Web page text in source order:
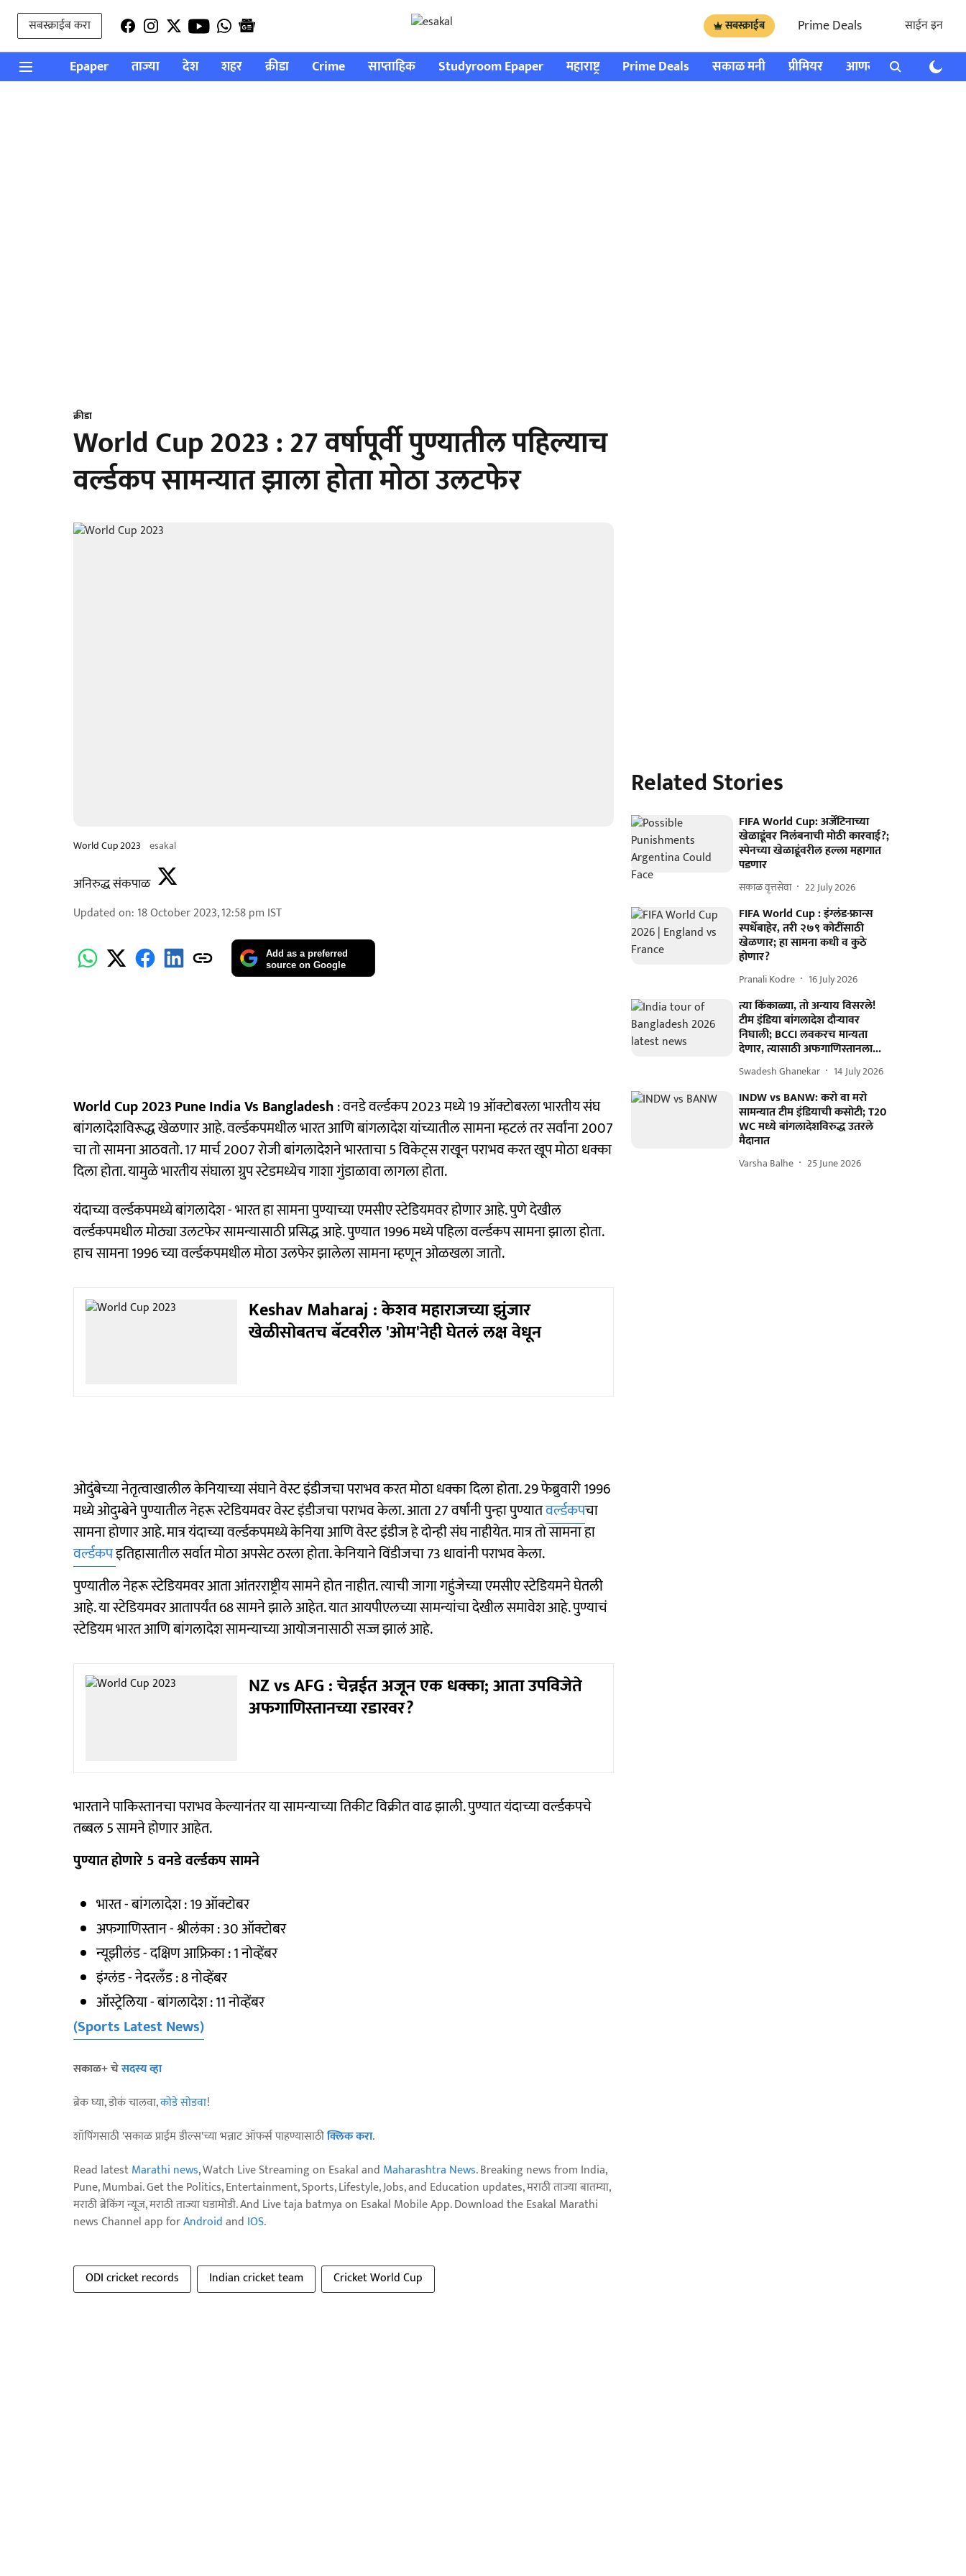
सबस्क्राईब करा सबस्क्राईब Prime Deals साईन इन
Epaper ताज्या देश शहर क्रीडा Crime साप्ताहिक Studyroom Epaper महाराष्ट्र Prime Deals सकाळ मनी प्रीमियर आणखी राशी भविष्य
क्रीडा
World Cup 2023 : 27 वर्षापूर्वी पुण्यातील पहिल्याच
वर्ल्डकप सामन्यात झाला होता मोठा उलटफेर
World Cup 2023 esakal
अनिरुद्ध संकपाळ
Updated on: 18 October 2023, 12:58 pm IST
Add as a preferred
source on Google
World Cup 2023Pune India Vs Bangladesh: वनडे वर्ल्डकप 2023 मध्ये 19 ऑक्टोबरला भारतीय संघ
बांगलादेशविरूद्ध खेळणार आहे. वर्ल्डकपमधील भारत आणि बांगलादेश यांच्यातील सामना म्हटलं तर सर्वांना 2007
चा तो सामना आठवतो. 17 मार्च 2007 रोजी बांगलादेशने भारताचा 5 विकेट्स राखून पराभव करत खूप मोठा धक्का
दिला होता. यामुळे भारतीय संघाला ग्रुप स्टेडमध्येच गाशा गुंडाळावा लागला होता.
यंदाच्या वर्ल्डकपमध्ये बांगलादेश - भारत हा सामना पुण्याच्या एमसीए स्टेडियमवर होणार आहे. पुणे देखील
वर्ल्डकपमधील मोठ्या उलटफेर सामन्यासाठी प्रसिद्ध आहे. पुण्यात 1996 मध्ये पहिला वर्ल्डकप सामना झाला होता.
हाच सामना 1996 च्या वर्ल्डकपमधील मोठा उलफेर झालेला सामना म्हणून ओळखला जातो.
Keshav Maharaj : केशव महाराजच्या झुंजार
खेळीसोबतच बॅटवरील 'ओम'नेही घेतलं लक्ष वेधून
ओदुंबेच्या नेतृत्वाखालील केनियाच्या संघाने वेस्ट इंडीजचा पराभव करत मोठा धक्का दिला होता. 29 फेब्रुवारी 1996
मध्ये ओदुम्बेने पुण्यातील नेहरू स्टेडियमवर वेस्ट इंडीजचा पराभव केला. आता 27 वर्षांनी पुन्हा पुण्यातवर्ल्डकपचा
सामना होणार आहे. मात्र यंदाच्या वर्ल्डकपमध्ये केनिया आणि वेस्ट इंडीज हे दोन्ही संघ नाहीयेत. मात्र तो सामना हा
वर्ल्डकपइतिहासातील सर्वात मोठा अपसेट ठरला होता. केनियाने विंडीजचा 73 धावांनी पराभव केला.
पुण्यातील नेहरू स्टेडियमवर आता आंतरराष्ट्रीय सामने होत नाहीत. त्याची जागा गहुंजेच्या एमसीए स्टेडियमने घेतली
आहे. या स्टेडियमवर आतापर्यंत 68 सामने झाले आहेत. यात आयपीएलच्या सामन्यांचा देखील समावेश आहे. पुण्याचं
स्टेडियम भारत आणि बांगलादेश सामन्याच्या आयोजनासाठी सज्ज झालं आहे.
NZ vs AFG : चेन्नईत अजून एक धक्का; आता उपविजेते
अफगाणिस्तानच्या रडारवर?
भारताने पाकिस्तानचा पराभव केल्यानंतर या सामन्याच्या तिकीट विक्रीत वाढ झाली. पुण्यात यंदाच्या वर्ल्डकपचे
तब्बल 5 सामने होणार आहेत.
पुण्यात होणारे 5 वनडे वर्ल्डकप सामने
भारत - बांगलादेश : 19 ऑक्टोबर
अफगाणिस्तान - श्रीलंका : 30 ऑक्टोबर
न्यूझीलंड - दक्षिण आफ्रिका : 1 नोव्हेंबर
इंग्लंड - नेदरलँड : 8 नोव्हेंबर
ऑस्ट्रेलिया - बांगलादेश : 11 नोव्हेंबर
(Sports Latest News)
सकाळ+ चेसदस्य व्हा
ब्रेक घ्या, डोकं चालवा,कोडे सोडवा!
शॉपिंगसाठी 'सकाळ प्राईम डील्स'च्या भन्नाट ऑफर्स पाहण्यासाठीक्लिक करा.
Read latestMarathi news, Watch Live Streaming on Esakal and Maharashtra News. Breaking news from India,
Pune, Mumbai. Get the Politics, Entertainment, Sports, Lifestyle, Jobs, and Education updates, मराठी ताज्या बातम्या,
मराठी ब्रेकिंग न्यूज, मराठी ताज्या घडामोडी. And Live taja batmya on Esakal Mobile App. Download the Esakal Marathi
news Channel app forAndroidand IOS.
ODI cricket records Indian cricket team Cricket World Cup
Related Stories
FIFA World Cup: अर्जेंटिनाच्या
खेळाडूंवर निलंबनाची मोठी कारवाई?;
स्पेनच्या खेळाडूंवरील हल्ला महागात
पडणार
सकाळ वृत्तसेवा 22 July 2026
FIFA World Cup : इंग्लंड-फ्रान्स
स्पर्धेबाहेर, तरी २७९ कोटींसाठी
खेळणार; हा सामना कधी व कुठे
होणार?
Pranali Kodre 16 July 2026
त्या किंकाळ्या, तो अन्याय विसरले!
टीम इंडिया बांगलादेश दौऱ्यावर
निघाली; BCCI लवकरच मान्यता
देणार, त्यासाठी अफगाणिस्तानला...
Swadesh Ghanekar 14 July 2026
INDW vs BANW: करो वा मरो
सामन्यात टीम इंडियाची कसोटी; T20
WC मध्ये बांगलादेशविरुद्ध उतरले
मैदानात
Varsha Balhe 25 June 2026